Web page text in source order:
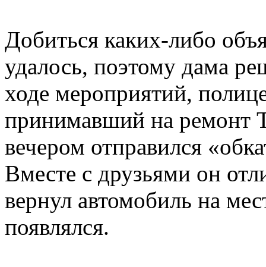
Добиться каких-либо
удалось, поэтому дама
ходе мероприятий,
принимавший на ремонт
вечером отправился
Вместе с друзьями он
вернул автомобиль на
появлялся.